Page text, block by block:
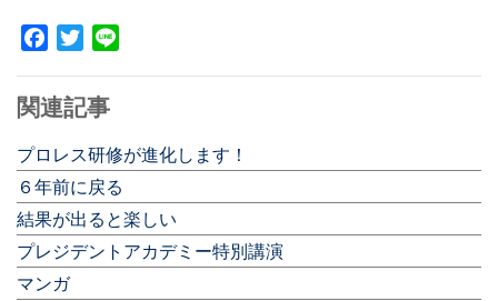
Facebook
Twitter
関連記事
プロレス研修が進化します！
６年前に戻る
結果が出ると楽しい
プレジデントアカデミー特別講演
マンガ